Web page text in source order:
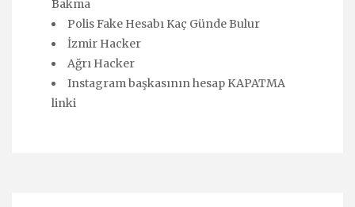
Bakma
Polis Fake Hesabı Kaç Günde Bulur
İzmir Hacker
Ağrı Hacker
Instagram başkasının hesap KAPATMA
linki